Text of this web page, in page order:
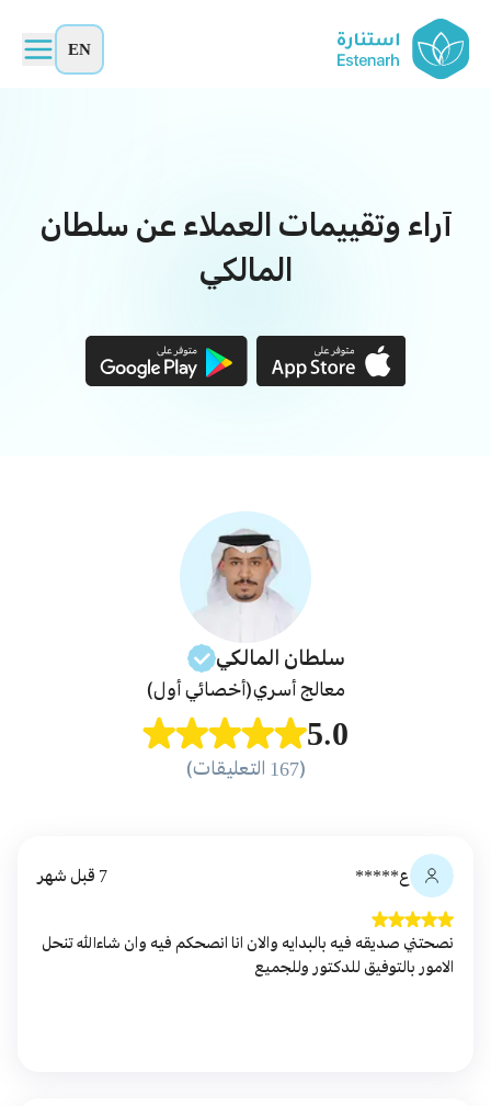
EN
آراء وتقييمات العملاء عن سلطان
المالكي
سلطان المالكي
معالج أسري(أخصائي أول)
5.0
(167 التعليقات)
ع***** 7 قبل شهر
نصحتني صديقه فيه بالبدايه والان انا انصحكم فيه وان شاءالله تنحل
الامور بالتوفيق للدكتور وللجميع